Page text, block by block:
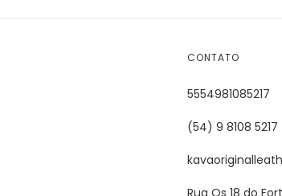
CONTATO
5554981085217
(54) 9 8108 5217